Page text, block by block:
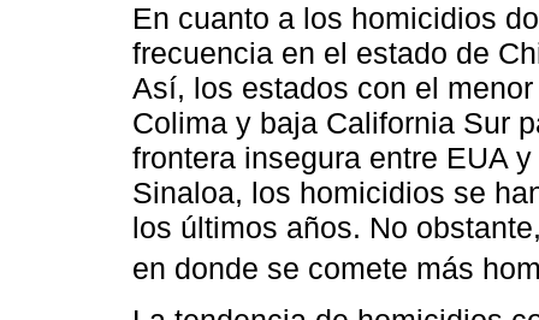
En cuanto a los homicidios
frecuencia en el estado de
Así, los estados con el
Colima y baja California Sur
frontera insegura entre EUA
Sinaloa, los homicidios se
los últimos años. No
en donde se comete más